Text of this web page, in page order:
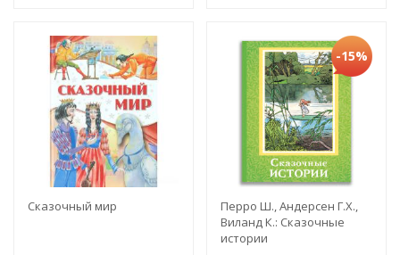
Сказочный мир
-15%
Перро Ш., Андерсен Г.Х.,
Виланд К.: Сказочные
истории